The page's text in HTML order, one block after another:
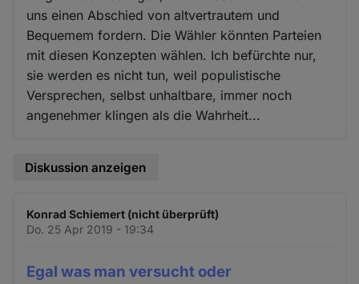
uns einen Abschied von altvertrautem und
Bequemem fordern. Die Wähler könnten Parteien
mit diesen Konzepten wählen. Ich befürchte nur,
sie werden es nicht tun, weil populistische
Versprechen, selbst unhaltbare, immer noch
angenehmer klingen als die Wahrheit...
Diskussion anzeigen
Konrad Schiemert (nicht überprüft)
Do. 25 Apr 2019 - 19:34
Egal was man versucht oder